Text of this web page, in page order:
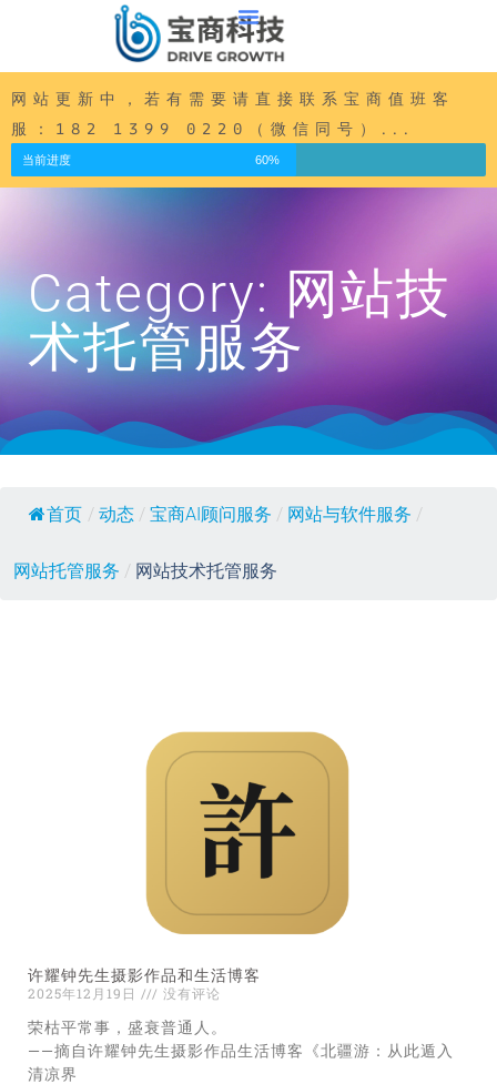
至
正
文
网站更新中，若有需要请直接联系宝商值班客
服：182 1399 0220（微信同号）...
当前进度 60%
Category: 网站技
术托管服务
首页 / 动态 / 宝商AI顾问服务 / 网站与软件服务 /
网站托管服务 / 网站技术托管服务
许耀钟先生摄影作品和生活博客
2025年12月19日
没有评论
荣枯平常事，盛衰普通人。
——摘自许耀钟先生摄影作品生活博客《北疆游：从此遁入
清凉界